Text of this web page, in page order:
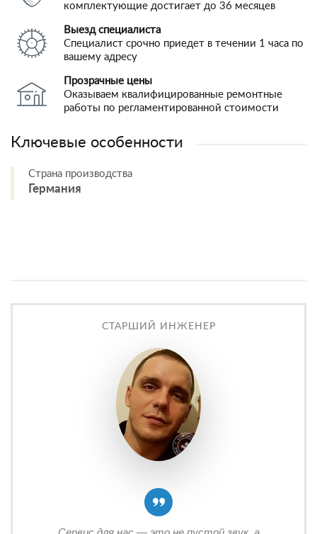
комплектующие достигает до 36 месяцев
Выезд специалиста
Специалист срочно приедет в течении 1 часа по
вашему адресу
Прозрачные цены
Оказываем квалифицированные ремонтные
работы по регламентированной стоимости
Ключевые особенности
Страна производства
Германия
СТАРШИЙ ИНЖЕНЕР